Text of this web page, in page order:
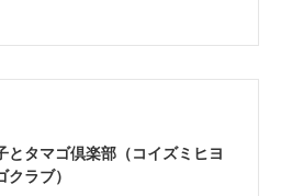
とタマゴ倶楽部（コイズミヒヨ
クラブ）